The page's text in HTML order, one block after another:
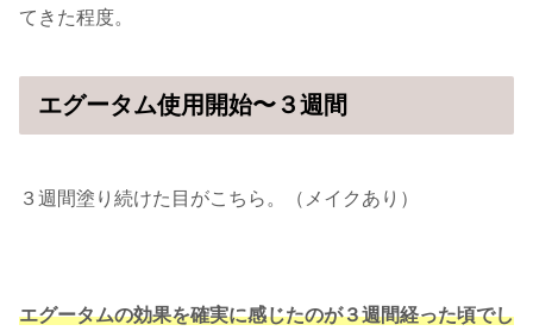
てきた程度。
エグータム使用開始〜３週間
３週間塗り続けた目がこちら。（メイクあり）
エグータムの効果を確実に感じたのが３週間経った頃でし